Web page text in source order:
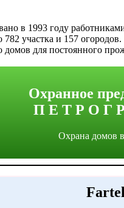
в 1993 году
участка и 157
домов для постоянного
Охранное
П Е Т Р О Г
Охрана домов
Fartel